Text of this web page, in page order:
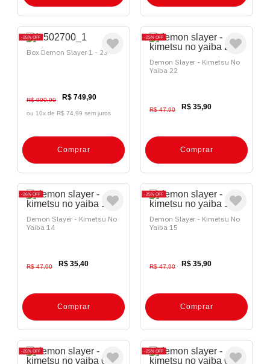
25% OFF
Box Demon Slayer 1 - 23
R$ 999,90 R$ 749,90
ou 10x de R$ 74,99 sem juros
Comprar
25% OFF
Demon Slayer - Kimetsu No
Yaiba 22
R$ 47,90 R$ 35,90
Comprar
26% OFF
Demon Slayer - Kimetsu No
Yaiba 14
R$ 47,90 R$ 35,40
Comprar
25% OFF
Demon Slayer - Kimetsu No
Yaiba 15
R$ 47,90 R$ 35,90
Comprar
25% OFF 25% OFF